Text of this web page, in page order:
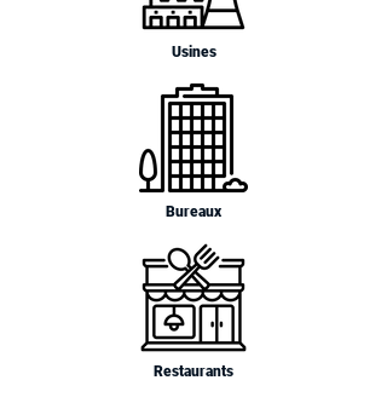
Usines
Bureaux
Restaurants